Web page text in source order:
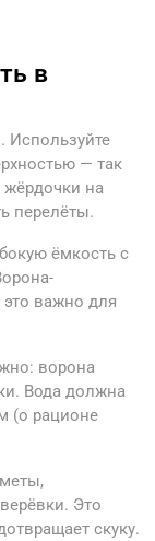
в
Используйте
— так
жёрдочки на
перелёты.
ёмкость с
это важно для
ворона
Вода должна
(о рационе
Это
скуку.